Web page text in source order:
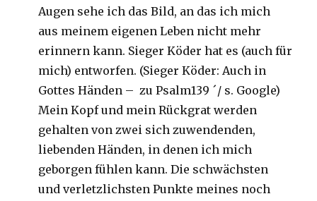
Augen sehe ich das Bild, an das ich mich
aus meinem eigenen Leben nicht mehr
erinnern kann. Sieger Köder hat es (auch für
mich) entworfen. (Sieger Köder: Auch in
Gottes Händen – zu Psalm139 ´/ s. Google)
Mein Kopf und mein Rückgrat werden
gehalten von zwei sich zuwendenden,
liebenden Händen, in denen ich mich
geborgen fühlen kann. Die schwächsten
und verletzlichsten Punkte meines noch